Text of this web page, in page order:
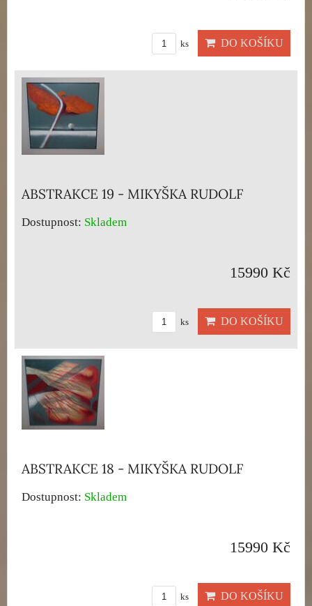
ks DO KOŠÍKU
ABSTRAKCE 19 - MIKYŠKA RUDOLF
Dostupnost: Skladem
15990 Kč
ks DO KOŠÍKU
ABSTRAKCE 18 - MIKYŠKA RUDOLF
Dostupnost: Skladem
15990 Kč
ks DO KOŠÍKU